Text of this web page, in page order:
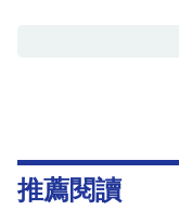
推薦閱讀